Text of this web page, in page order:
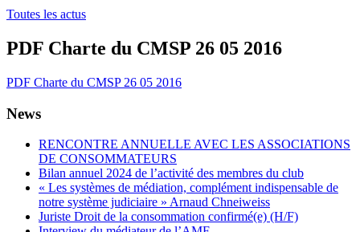
Toutes les actus
PDF Charte du CMSP 26 05 2016
PDF Charte du CMSP 26 05 2016
News
RENCONTRE ANNUELLE AVEC LES ASSOCIATIONS
DE CONSOMMATEURS
Bilan annuel 2024 de l’activité des membres du club
« Les systèmes de médiation, complément indispensable de
notre système judiciaire » Arnaud Chneiweiss
Juriste Droit de la consommation confirmé(e) (H/F)